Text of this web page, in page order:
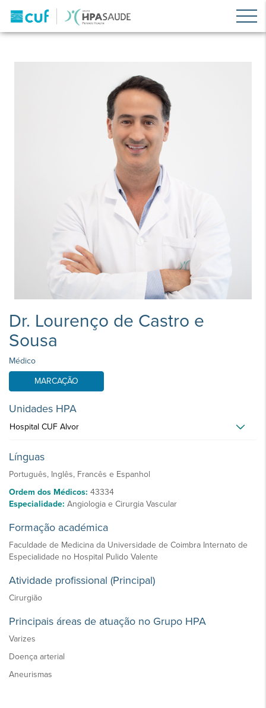
Dr. Lourenço de Castro e
Sousa
Médico
MARCAÇÃO
Unidades HPA
Hospital CUF Alvor
Línguas
Português, Inglês, Francês e Espanhol
Ordem dos Médicos: 43334
Especialidade: Angiologia e Cirurgia Vascular
Formação académica
Faculdade de Medicina da Universidade de Coimbra Internato de
Especialidade no Hospital Pulido Valente
Atividade profissional (Principal)
Cirurgião
Principais áreas de atuação no Grupo HPA
Varizes
Doença arterial
Aneurismas